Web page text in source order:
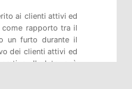
ai clienti attivi ed
come rapporto tra il
un furto durante il
dei clienti attivi ed
Il dato può